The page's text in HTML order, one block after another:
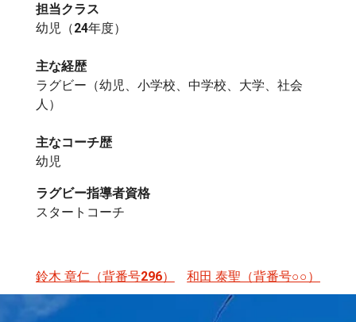
担当クラス
幼児（24年度）
主な経歴
ラグビー（幼児、小学校、中学校、大学、社会
人）
主なコーチ歴
幼児
ラグビー指導者資格
スタートコーチ
投
稿
鈴木 章仁（背番号296） 和田 泰聖（背番号○○）